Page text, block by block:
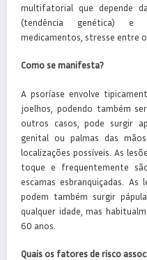
multifatorial que depende
(tendência genética) e
medicamentos, stresse entre
Como se manifesta?
A psoríase envolve
joelhos, podendo também
outros casos, pode surgir
genital ou palmas das
localizações possíveis. As
toque e frequentemente
escamas esbranquiçadas. As
podem também surgir
qualquer idade, mas
60 anos.
Quais os fatores de risco